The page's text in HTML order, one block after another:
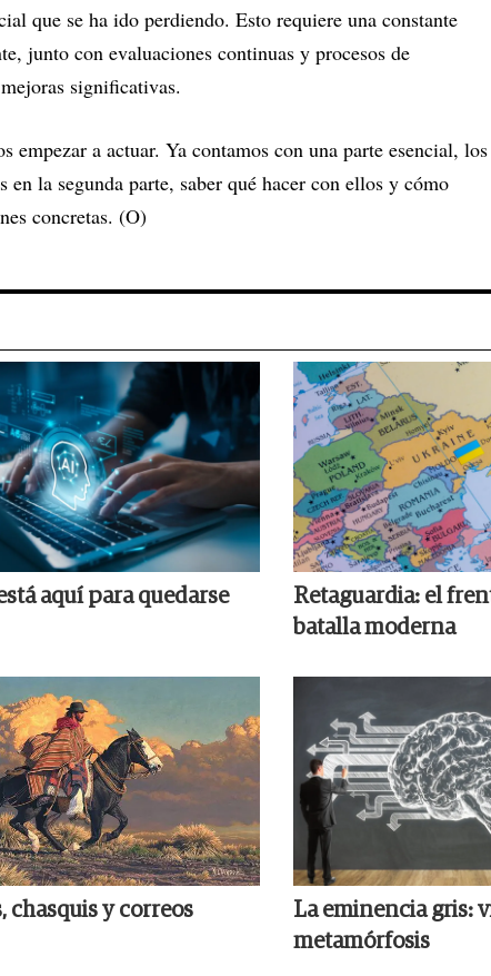
que se ha ido perdiendo. Esto requiere una constante
junto con evaluaciones continuas y procesos de
significativas.
empezar a actuar. Ya contamos con una parte esencial, los
en la segunda parte, saber qué hacer con ellos y cómo
concretas. (O)
aquí para quedarse
Retaguardia: el
batalla moderna
chasquis y correos
La eminencia gris:
metamórfosis